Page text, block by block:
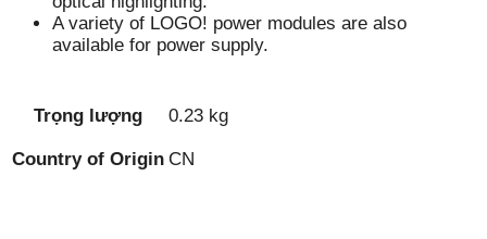
A variety of LOGO! power modules are also
available for power supply.
Trọng lượng 0.23 kg
Country of Origin CN